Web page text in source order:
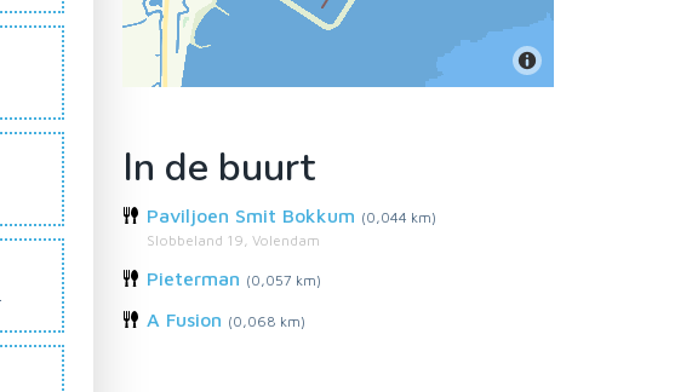
In de buurt
Paviljoen Smit Bokkum (0,044 km)
Slobbeland 19, Volendam
Pieterman (0,057 km)
A Fusion (0,068 km)